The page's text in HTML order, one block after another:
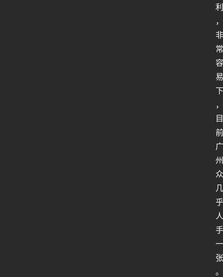
利
，
非
常
容
易
下
，
目
前
广
州
众
几
乎
人
手
一
张
。